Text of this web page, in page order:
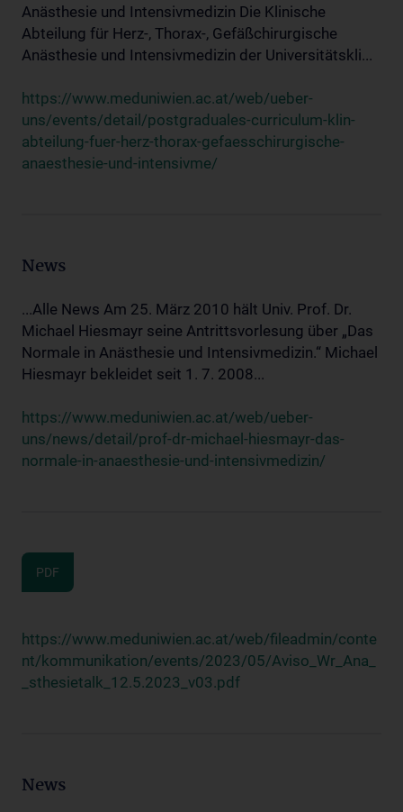
Anästhesie und Intensivmedizin Die Klinische
Abteilung für Herz-, Thorax-, Gefäßchirurgische
Anästhesie und Intensivmedizin der Universitätskli...
https://www.meduniwien.ac.at/web/ueber-
uns/events/detail/postgraduales-curriculum-klin-
abteilung-fuer-herz-thorax-gefaesschirurgische-
anaesthesie-und-intensivme/
News
...Alle News Am 25. März 2010 hält Univ. Prof. Dr.
Michael Hiesmayr seine Antrittsvorlesung über „Das
Normale in Anästhesie und Intensivmedizin.“ Michael
Hiesmayr bekleidet seit 1. 7. 2008...
https://www.meduniwien.ac.at/web/ueber-
uns/news/detail/prof-dr-michael-hiesmayr-das-
normale-in-anaesthesie-und-intensivmedizin/
PDF
https://www.meduniwien.ac.at/web/fileadmin/conte
nt/kommunikation/events/2023/05/Aviso_Wr_Ana_
_sthesietalk_12.5.2023_v03.pdf
News